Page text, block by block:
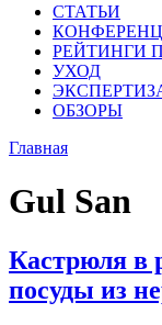
СТАТЬИ
РЕЙТИНГИ
УХОД
ОБЗОРЫ
Главная
Gul San
Кастрюля в
посуды из